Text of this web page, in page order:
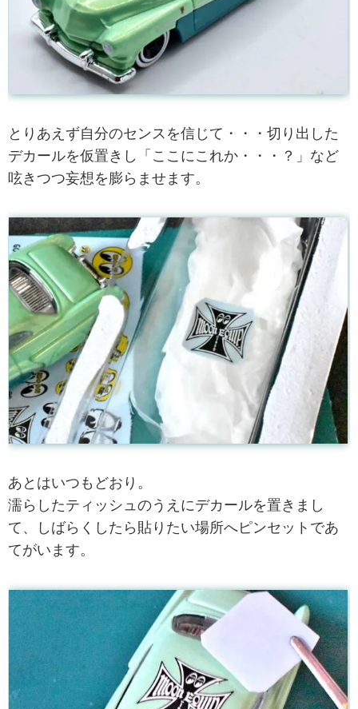
とりあえず自分のセンスを信じて・・・切り出した
デカールを仮置きし「ここにこれか・・・？」など
呟きつつ妄想を膨らませます。
あとはいつもどおり。
濡らしたティッシュのうえにデカールを置きまし
て、しばらくしたら貼りたい場所へピンセットであ
てがいます。